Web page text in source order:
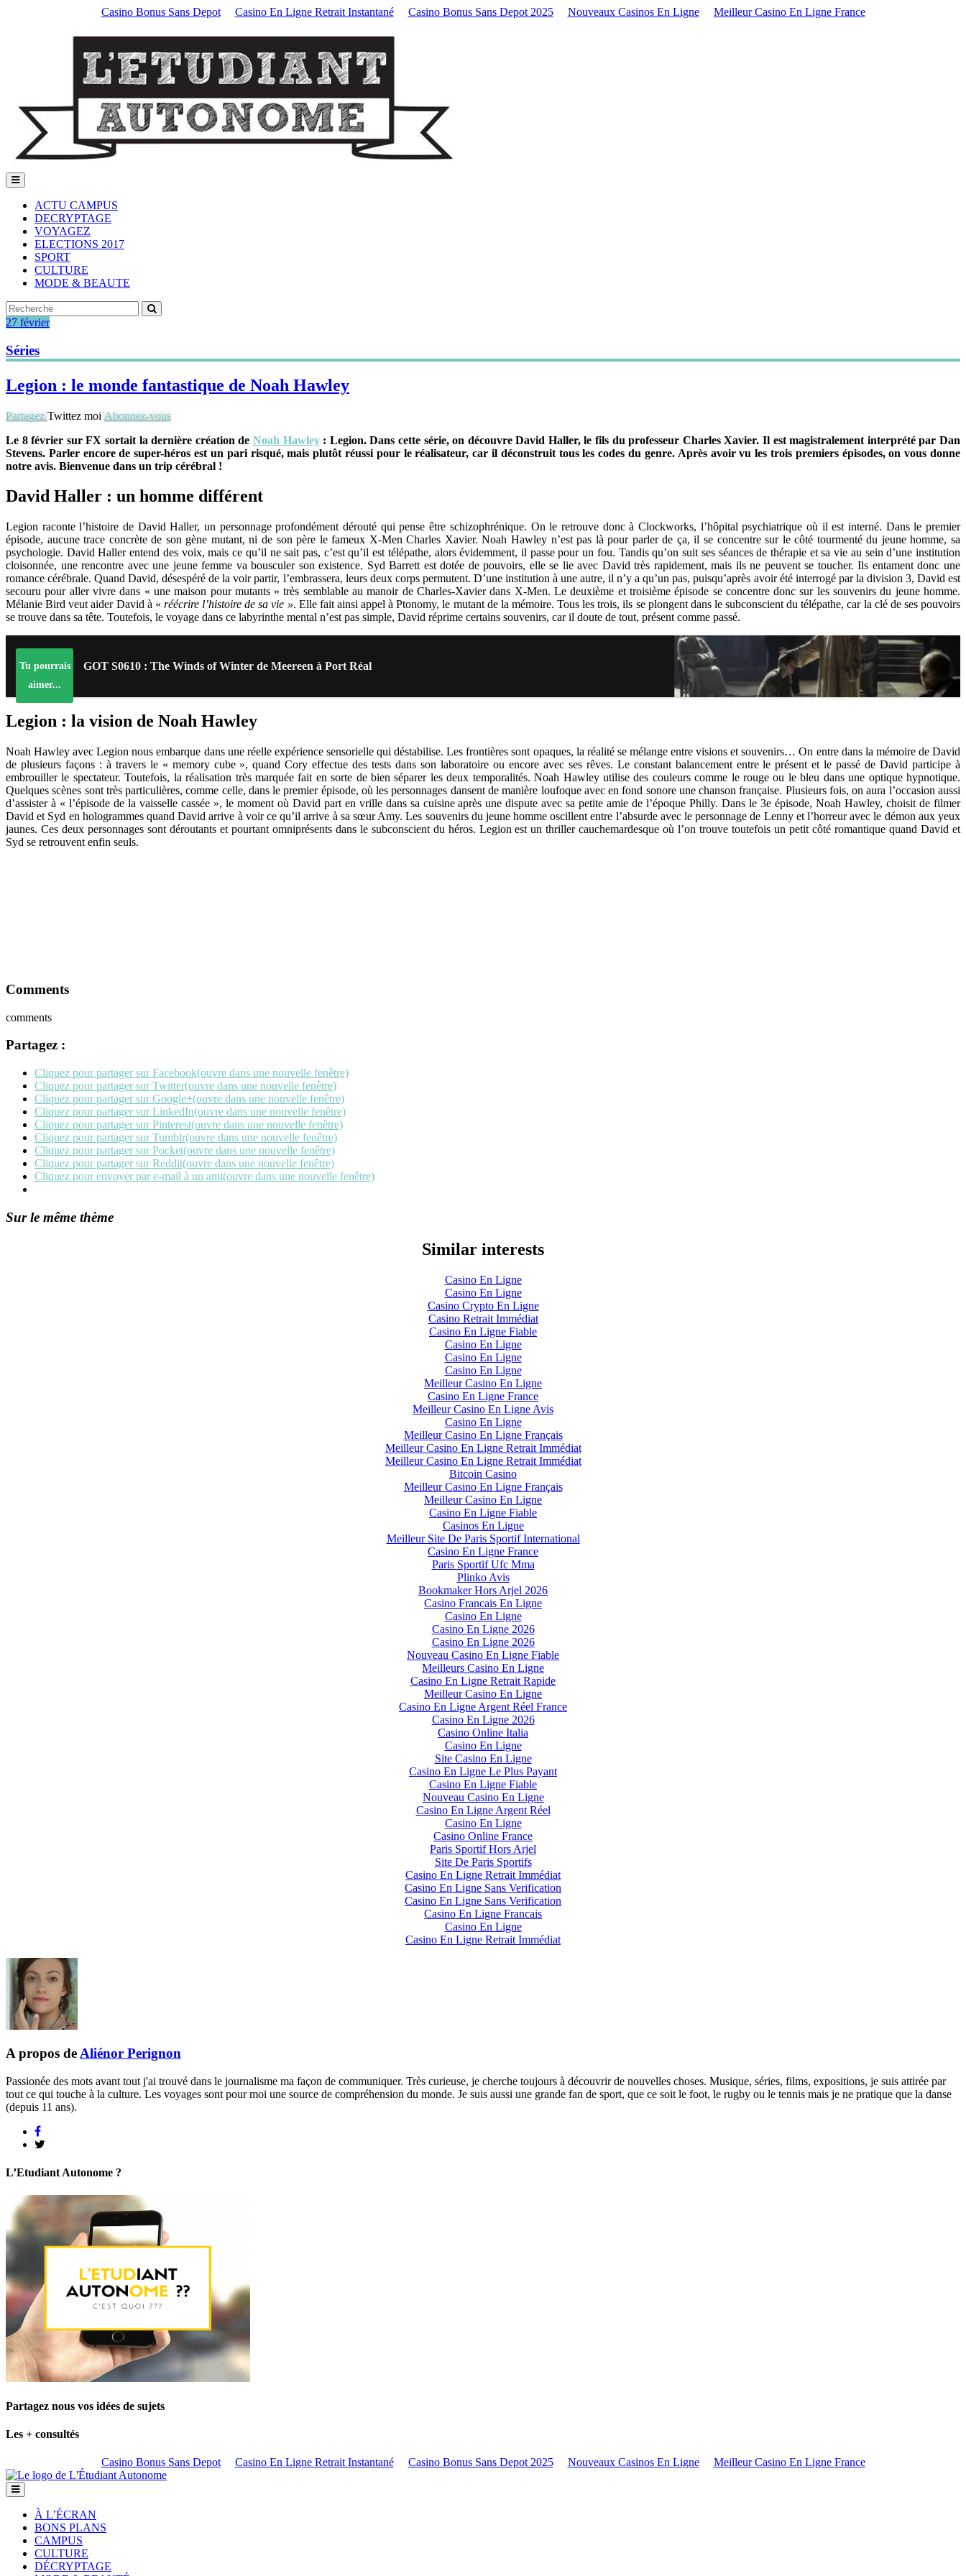
Casino Bonus Sans Depot Casino En Ligne Retrait Instantané Casino Bonus Sans Depot 2025 Nouveaux Casinos En Ligne Meilleur Casino En Ligne France
ACTU CAMPUS
DECRYPTAGE
VOYAGEZ
ELECTIONS 2017
SPORT
CULTURE
MODE & BEAUTE
27 février
Séries
Legion : le monde fantastique de Noah Hawley
PartagezTwittez moi Abonnez-vous
Le 8 février sur FX sortait la dernière création de Noah Hawley: Legion. Dans cette série, on découvre David Haller, le fils du professeur Charles Xavier. Il est magistralement interprété par Dan
Stevens. Parler encore de super-héros est un pari risqué, mais plutôt réussi pour le réalisateur, car il déconstruit tous les codes du genre. Après avoir vu les trois premiers épisodes, on vous donne
notre avis. Bienvenue dans un trip cérébral !
David Haller : un homme différent
Legion raconte l’histoire de David Haller, un personnage profondément dérouté qui pense être schizophrénique. On le retrouve donc à Clockworks, l’hôpital psychiatrique où il est interné. Dans le premier
épisode, aucune trace concrète de son gène mutant, ni de son père le fameux X-Men Charles Xavier. Noah Hawley n’est pas là pour parler de ça, il se concentre sur le côté tourmenté du jeune homme, sa
psychologie. David Haller entend des voix, mais ce qu’il ne sait pas, c’est qu’il est télépathe, alors évidemment, il passe pour un fou. Tandis qu’on suit ses séances de thérapie et sa vie au sein d’une institution
cloisonnée, une rencontre avec une jeune femme va bousculer son existence. Syd Barrett est dotée de pouvoirs, elle se lie avec David très rapidement, mais ils ne peuvent se toucher. Ils entament donc une
romance cérébrale. Quand David, désespéré de la voir partir, l’embrassera, leurs deux corps permutent. D’une institution à une autre, il n’y a qu’un pas, puisqu’après avoir été interrogé par la division 3, David est
secouru pour aller vivre dans « une maison pour mutants » très semblable au manoir de Charles-Xavier dans X-Men. Le deuxième et troisième épisode se concentre donc sur les souvenirs du jeune homme.
Mélanie Bird veut aider David à « réécrire l’histoire de sa vie ». Elle fait ainsi appel à Ptonomy, le mutant de la mémoire. Tous les trois, ils se plongent dans le subconscient du télépathe, car la clé de ses pouvoirs
se trouve dans sa tête. Toutefois, le voyage dans ce labyrinthe mental n’est pas simple, David réprime certains souvenirs, car il doute de tout, présent comme passé.
Tu pourrais
aimer...
GOT S0610 : The Winds of Winter de Meereen à Port Réal
Legion : la vision de Noah Hawley
Noah Hawley avec Legion nous embarque dans une réelle expérience sensorielle qui déstabilise. Les frontières sont opaques, la réalité se mélange entre visions et souvenirs… On entre dans la mémoire de David
de plusieurs façons : à travers le « memory cube », quand Cory effectue des tests dans son laboratoire ou encore avec ses rêves. Le constant balancement entre le présent et le passé de David participe à
embrouiller le spectateur. Toutefois, la réalisation très marquée fait en sorte de bien séparer les deux temporalités. Noah Hawley utilise des couleurs comme le rouge ou le bleu dans une optique hypnotique.
Quelques scènes sont très particulières, comme celle, dans le premier épisode, où les personnages dansent de manière loufoque avec en fond sonore une chanson française. Plusieurs fois, on aura l’occasion aussi
d’assister à « l’épisode de la vaisselle cassée », le moment où David part en vrille dans sa cuisine après une dispute avec sa petite amie de l’époque Philly. Dans le 3e épisode, Noah Hawley, choisit de filmer
David et Syd en hologrammes quand David arrive à voir ce qu’il arrive à sa sœur Amy. Les souvenirs du jeune homme oscillent entre l’absurde avec le personnage de Lenny et l’horreur avec le démon aux yeux
jaunes. Ces deux personnages sont déroutants et pourtant omniprésents dans le subconscient du héros. Legion est un thriller cauchemardesque où l’on trouve toutefois un petit côté romantique quand David et
Syd se retrouvent enfin seuls.
Comments
comments
Partagez :
Cliquez pour partager sur Facebook(ouvre dans une nouvelle fenêtre)
Cliquez pour partager sur Twitter(ouvre dans une nouvelle fenêtre)
Cliquez pour partager sur Google+(ouvre dans une nouvelle fenêtre)
Cliquez pour partager sur LinkedIn(ouvre dans une nouvelle fenêtre)
Cliquez pour partager sur Pinterest(ouvre dans une nouvelle fenêtre)
Cliquez pour partager sur Tumblr(ouvre dans une nouvelle fenêtre)
Cliquez pour partager sur Pocket(ouvre dans une nouvelle fenêtre)
Cliquez pour partager sur Reddit(ouvre dans une nouvelle fenêtre)
Cliquez pour envoyer par e-mail à un ami(ouvre dans une nouvelle fenêtre)
Sur le même thème
Similar interests
Casino En Ligne
Casino En Ligne
Casino Crypto En Ligne
Casino Retrait Immédiat
Casino En Ligne Fiable
Casino En Ligne
Casino En Ligne
Casino En Ligne
Meilleur Casino En Ligne
Casino En Ligne France
Meilleur Casino En Ligne Avis
Casino En Ligne
Meilleur Casino En Ligne Français
Meilleur Casino En Ligne Retrait Immédiat
Meilleur Casino En Ligne Retrait Immédiat
Bitcoin Casino
Meilleur Casino En Ligne Français
Meilleur Casino En Ligne
Casino En Ligne Fiable
Casinos En Ligne
Meilleur Site De Paris Sportif International
Casino En Ligne France
Paris Sportif Ufc Mma
Plinko Avis
Bookmaker Hors Arjel 2026
Casino Francais En Ligne
Casino En Ligne
Casino En Ligne 2026
Casino En Ligne 2026
Nouveau Casino En Ligne Fiable
Meilleurs Casino En Ligne
Casino En Ligne Retrait Rapide
Meilleur Casino En Ligne
Casino En Ligne Argent Réel France
Casino En Ligne 2026
Casino Online Italia
Casino En Ligne
Site Casino En Ligne
Casino En Ligne Le Plus Payant
Casino En Ligne Fiable
Nouveau Casino En Ligne
Casino En Ligne Argent Réel
Casino En Ligne
Casino Online France
Paris Sportif Hors Arjel
Site De Paris Sportifs
Casino En Ligne Retrait Immédiat
Casino En Ligne Sans Verification
Casino En Ligne Sans Verification
Casino En Ligne Francais
Casino En Ligne
Casino En Ligne Retrait Immédiat
A propos deAliénor Perignon
Passionée des mots avant tout j'ai trouvé dans le journalisme ma façon de communiquer. Très curieuse, je cherche toujours à découvrir de nouvelles choses. Musique, séries, films, expositions, je suis attirée par
tout ce qui touche à la culture. Les voyages sont pour moi une source de compréhension du monde. Je suis aussi une grande fan de sport, que ce soit le foot, le rugby ou le tennis mais je ne pratique que la danse
(depuis 11 ans).
L’Etudiant Autonome ?
Partagez nous vos idées de sujets
Les + consultés
Casino Bonus Sans Depot Casino En Ligne Retrait Instantané Casino Bonus Sans Depot 2025 Nouveaux Casinos En Ligne Meilleur Casino En Ligne France
À L’ÉCRAN
BONS PLANS
CAMPUS
CULTURE
DÉCRYPTAGE